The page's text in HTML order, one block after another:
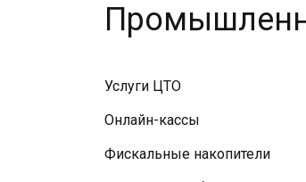
Услуги ЦТО
Онлайн-кассы
Фискальные накопители